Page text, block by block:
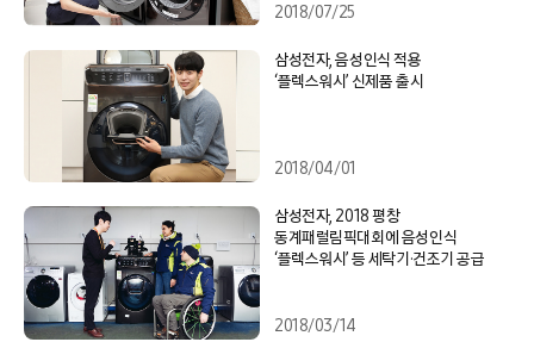
2018/07/25
삼성전자, 음성인식 적용
‘플렉스워시’ 신제품 출시
2018/04/01
삼성전자, 2018 평창
동계패럴림픽대회에 음성인식
‘플렉스워시’ 등 세탁기·건조기 공급
2018/03/14